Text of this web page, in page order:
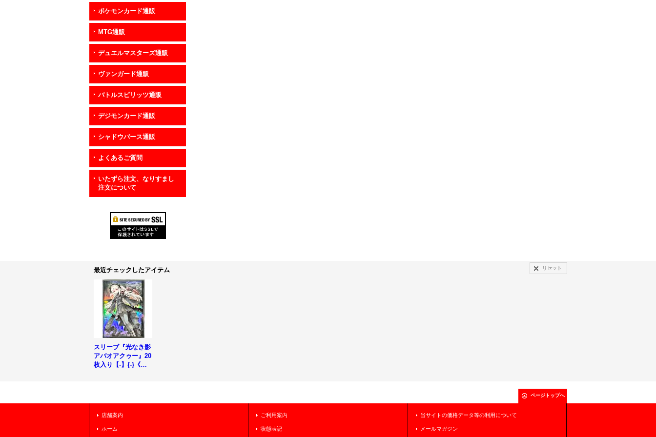
ポケモンカード通販
MTG通販
デュエルマスターズ通販
ヴァンガード通販
バトルスピリッツ通販
デジモンカード通販
シャドウバース通販
よくあるご質問
いたずら注文、なりすまし
注文について
最近チェックしたアイテム リセット
スリーブ『光なき影
アバオアクゥー』20
枚入り【-】{-}《ス
ページトップへ
店舗案内
ホーム
ご利用案内
状態表記
当サイトの価格データ等の利用について
メールマガジン